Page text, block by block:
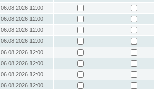
06.08.2026 12:00
06.08.2026 12:00
06.08.2026 12:00
06.08.2026 12:00
06.08.2026 12:00
06.08.2026 12:00
06.08.2026 12:00
06.08.2026 12:00